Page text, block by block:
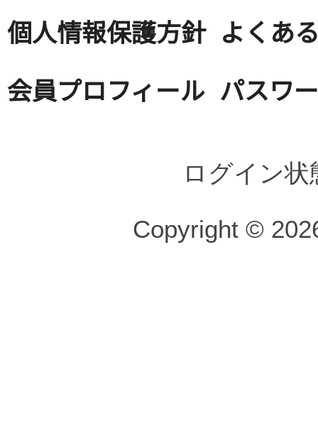
個人情報保護方針 よくあ
会員プロフィール パスワ
ログイン
Copyright ©